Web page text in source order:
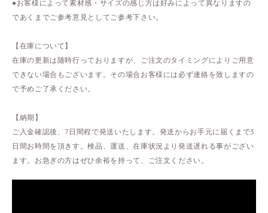
●お客様によって素材感・サイズの感じ方は好みによって異なりますの
であくまでご参考意見としてご参考下さい。
【在庫について】
在庫の更新は随時行っておりますが、ご注文のタイミングによりご用意
できない場合もございます。その場合お客様には必ず連絡を致しますの
で予めご了承ください。
【納期】
ご入金確認後、7日間程で発送いたします。発送からお手元に届くまで3
日間お時間を頂きす。検品、運送、在庫状況より発送遅れる事がござい
ます。お急ぎの方はぜひ余裕を持って、ご注文ください。